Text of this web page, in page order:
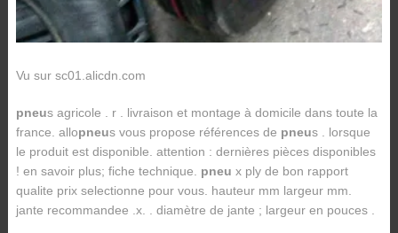
Vu sur sc01.alicdn.com
pneus agricole . r . livraison et montage à domicile dans toute la
france. allopneus vous propose références de pneus . lorsque
le produit est disponible. attention : dernières pièces disponibles
! en savoir plus; fiche technique. pneu x ply de bon rapport
qualite prix selectionne pour vous. hauteur mm largeur mm.
jante recommandee .x. . diamètre de jante ; largeur en pouces .